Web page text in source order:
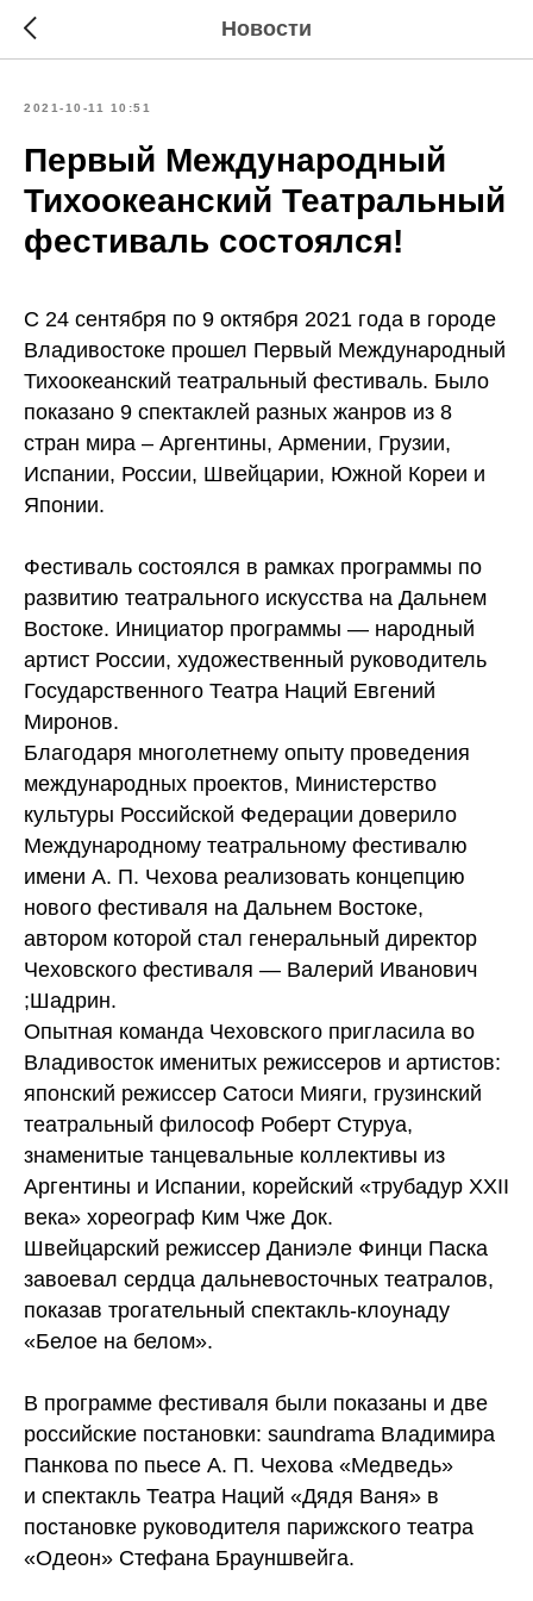
Новости
2021-10-11 10:51
Первый Международный
Тихоокеанский Театральный
фестиваль состоялся!
С 24 сентября по 9 октября 2021 года в городе
Владивостоке прошел Первый Международный
Тихоокеанский театральный фестиваль. Было
показано 9 спектаклей разных жанров из 8
стран мира – Аргентины, Армении, Грузии,
Испании, России, Швейцарии, Южной Кореи и
Японии.
Фестиваль состоялся в рамках программы по
развитию театрального искусства на Дальнем
Востоке. Инициатор программы — народный
артист России, художественный руководитель
Государственного Театра Наций Евгений
Миронов.
Благодаря многолетнему опыту проведения
международных проектов, Министерство
культуры Российской Федерации доверило
Международному театральному фестивалю
имени А. П. Чехова реализовать концепцию
нового фестиваля на Дальнем Востоке,
автором которой стал генеральный директор
Чеховского фестиваля — Валерий Иванович
;Шадрин.
Опытная команда Чеховского пригласила во
Владивосток именитых режиссеров и артистов:
японский режиссер Сатоси Мияги, грузинский
театральный философ Роберт Стуруа,
знаменитые танцевальные коллективы из
Аргентины и Испании, корейский «трубадур ХXII
века» хореограф Ким Чже Док.
Швейцарский режиссер Даниэле Финци Паска
завоевал сердца дальневосточных театралов,
показав трогательный спектакль-клоунаду
«Белое на белом».
В программе фестиваля были показаны и две
российские постановки: saundrama Владимира
Панкова по пьесе А. П. Чехова «Медведь»
и спектакль Театра Наций «Дядя Ваня» в
постановке руководителя парижского театра
«Одеон» Стефана Брауншвейга.